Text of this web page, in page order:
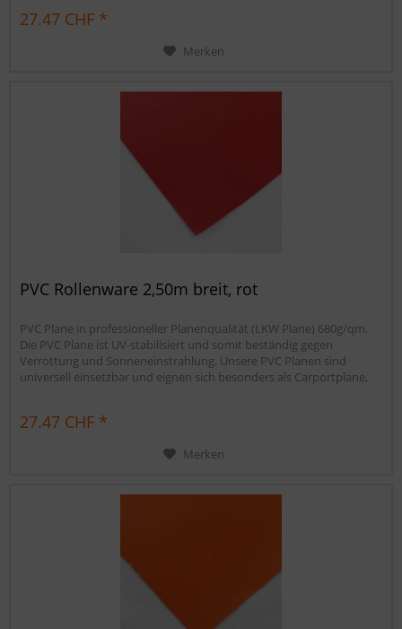
Ihnen auch ein...
27.47 CHF *
Merken
PVC Rollenware 2,50m breit, rot
PVC Plane in professioneller Planenqualität (LKW Plane) 680g/qm.
Die PVC Plane ist UV-stabilisiert und somit beständig gegen
Verrottung und Sonneneinstrahlung. Unsere PVC Planen sind
universell einsetzbar und eignen sich besonders als Carportplane,
Ihnen auch ein...
27.47 CHF *
Merken